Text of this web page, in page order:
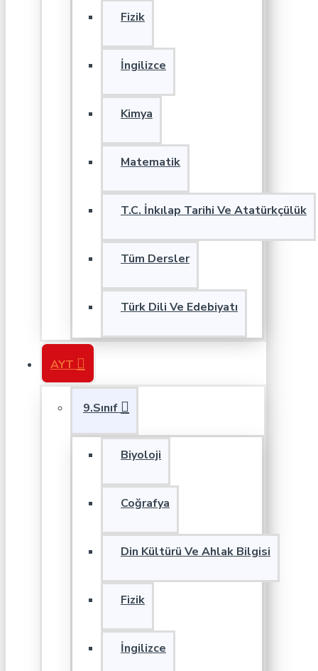
Fizik
İngilizce
Kimya
Matematik
T.C. İnkılap Tarihi Ve Atatürkçülük
Tüm Dersler
Türk Dili Ve Edebiyatı
AYT
9.Sınıf
Biyoloji
Coğrafya
Din Kültürü Ve Ahlak Bilgisi
Fizik
İngilizce